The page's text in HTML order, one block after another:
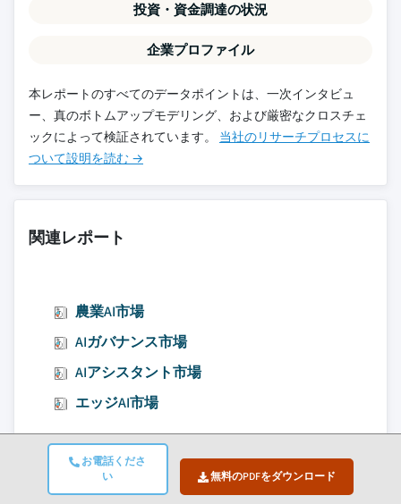
お電話くださ
い
無料のPDFをダウンロード
投資・資金調達の状況
企業プロファイル
本レポートのすべてのデータポイントは、一次インタビュ
ー、真のボトムアップモデリング、および厳密なクロスチェ
ックによって検証されています。 当社のリサーチプロセスに
ついて設明を読む →
関連レポート
農業AI市場
AIガバナンス市場
AIアシスタント市場
エッジAI市場
コンテンツへ移動